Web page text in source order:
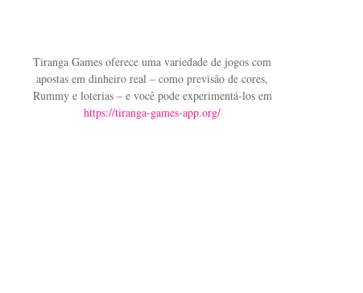
Tiranga Games oferece uma variedade de jogos com
apostas em dinheiro real – como previsão de cores,
Rummy e loterias – e você pode experimentá-los em
https://tiranga-games-app.org/